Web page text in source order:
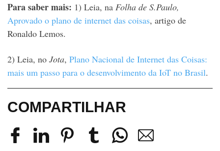
Para saber mais: 1) Leia, na Folha de S.Paulo,
Aprovado o plano de internet das coisas, artigo de
Ronaldo Lemos.
2) Leia, no Jota, Plano Nacional de Internet das Coisas:
mais um passo para o desenvolvimento da IoT no Brasil.
COMPARTILHAR